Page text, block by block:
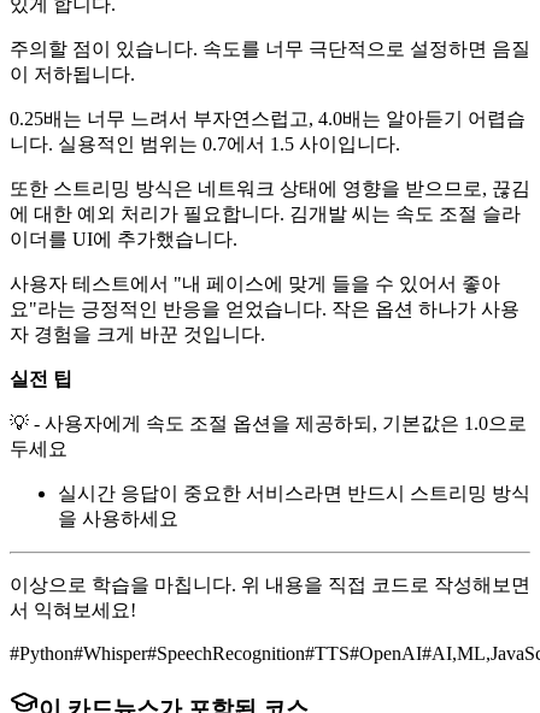
있게 합니다.
주의할 점이 있습니다. 속도를 너무 극단적으로 설정하면 음질
이 저하됩니다.
0.25배는 너무 느려서 부자연스럽고, 4.0배는 알아듣기 어렵습
니다. 실용적인 범위는 0.7에서 1.5 사이입니다.
또한 스트리밍 방식은 네트워크 상태에 영향을 받으므로, 끊김
에 대한 예외 처리가 필요합니다. 김개발 씨는 속도 조절 슬라
이더를 UI에 추가했습니다.
사용자 테스트에서 "내 페이스에 맞게 들을 수 있어서 좋아
요"라는 긍정적인 반응을 얻었습니다. 작은 옵션 하나가 사용
자 경험을 크게 바꾼 것입니다.
실전 팁
💡 - 사용자에게 속도 조절 옵션을 제공하되, 기본값은 1.0으로
두세요
실시간 응답이 중요한 서비스라면 반드시 스트리밍 방식
을 사용하세요
이상으로 학습을 마칩니다. 위 내용을 직접 코드로 작성해보면
서 익혀보세요!
#Python#Whisper#SpeechRecognition#TTS#OpenAI#